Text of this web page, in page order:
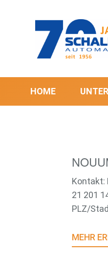
HOME
Kontakt:
21 201
PLZ/
MEHR